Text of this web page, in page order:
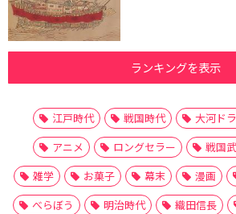
ランキングを表示
江戸時代 戦国時代 大河ド
アニメ
ロングセラー 戦国
雑学
お菓子 幕末 漫画
べらぼう
明治時代 織田信長